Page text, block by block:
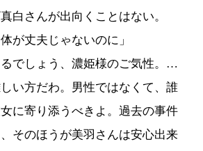
白さんが出向くことはない。
夫じゃないのに」
るでしょう、濃姫様のご気性。…
い方だわ。男性ではなくて、誰
に寄り添うべきよ。過去の事件
そのほうが美羽さんは安心出来